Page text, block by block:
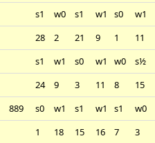
s1 w0 s1 w1 s0
w1
28 2 21 9 1
11
s1 w1 s0 w1 w0
s½
24 9 3 11 8
15
889 s0 w1 s1 w1 s1
w0
1 18 15 16 7
3